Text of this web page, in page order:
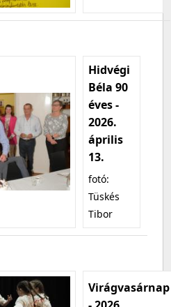
Hidvégi
Béla 90
éves -
2026.
április
13.
fotó:
Tüskés
Tibor
Virágvasárnap